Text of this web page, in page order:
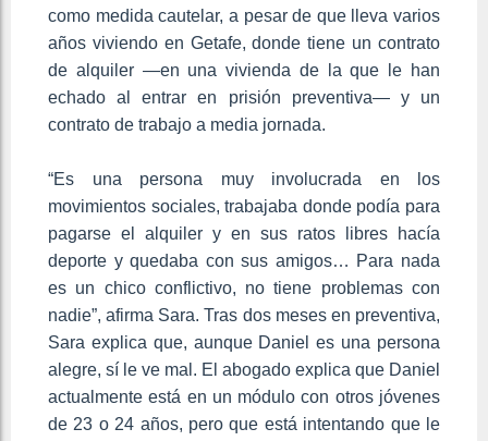
como medida cautelar, a pesar de que lleva varios
años viviendo en Getafe, donde tiene un contrato
de alquiler —en una vivienda de la que le han
echado al entrar en prisión preventiva— y un
contrato de trabajo a media jornada.
“Es una persona muy involucrada en los
movimientos sociales, trabajaba donde podía para
pagarse el alquiler y en sus ratos libres hacía
deporte y quedaba con sus amigos… Para nada
es un chico conflictivo, no tiene problemas con
nadie”, afirma Sara. Tras dos meses en preventiva,
Sara explica que, aunque Daniel es una persona
alegre, sí le ve mal. El abogado explica que Daniel
actualmente está en un módulo con otros jóvenes
de 23 o 24 años, pero que está intentando que le